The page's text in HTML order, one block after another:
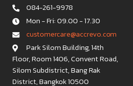
084-261-9978
Mon - Fri: 09.00 - 17.30
c u s t o m e r c a r e @ a c c r e v o . c o m
Park Silom Building, 14th
Floor, Room 1406, Convent Road,
Silom Subdistrict, Bang Rak
District, Bangkok 10500